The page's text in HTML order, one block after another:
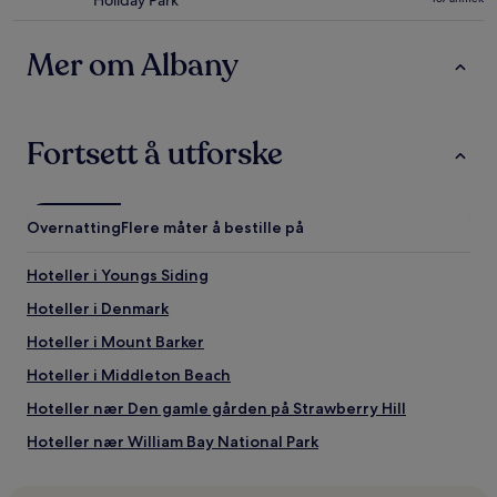
Mer om Albany
Fortsett å utforske
OvernattingFlere måter å bestille på
Hoteller i Youngs Siding
Hoteller i Denmark
Hoteller i Mount Barker
Hoteller i Middleton Beach
Hoteller nær Den gamle gården på Strawberry Hill
Hoteller nær William Bay National Park